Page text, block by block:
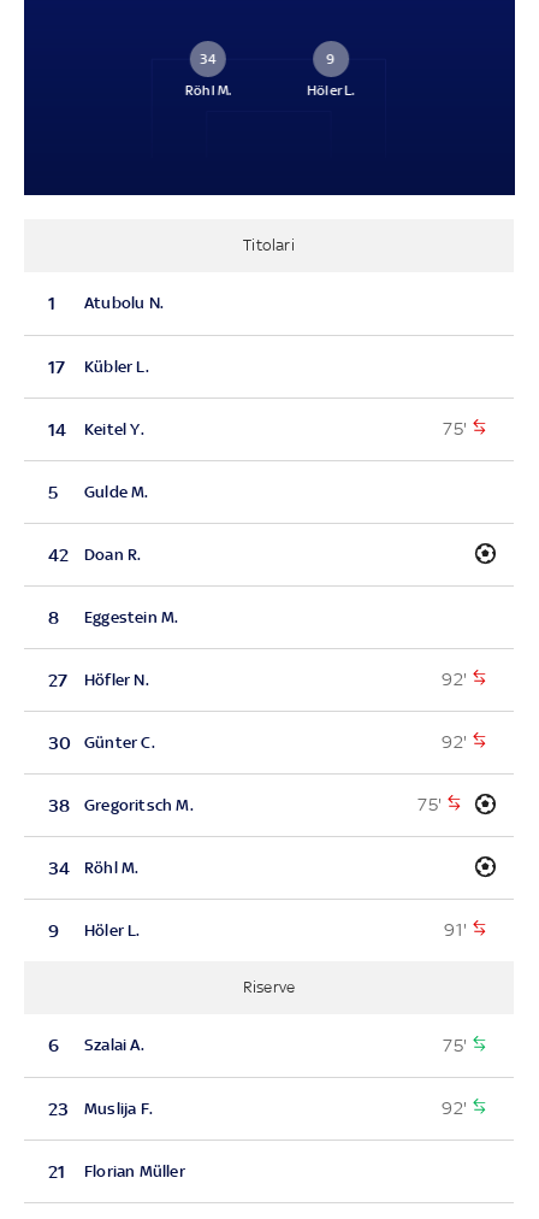
34
Röhl M.
9
Höler L.
Titolari
1 Atubolu N.
17 Kübler L.
14 Keitel Y. 75'
5 Gulde M.
42 Doan R.
8 Eggestein M.
27 Höfler N. 92'
30 Günter C. 92'
38 Gregoritsch M. 75'
34 Röhl M.
9 Höler L. 91'
Riserve
6 Szalai A. 75'
23 Muslija F. 92'
21 Florian Müller